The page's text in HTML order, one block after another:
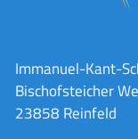
Immanuel-Kant-
Bischofsteicher
23858 Reinfeld